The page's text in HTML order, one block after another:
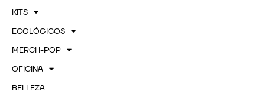
KITS
ECOLÓGICOS
MERCH-POP
OFICINA
BELLEZA